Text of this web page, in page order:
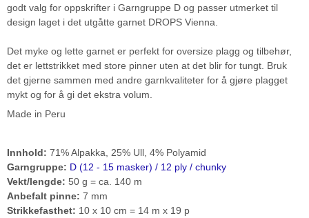
godt valg for oppskrifter i Garngruppe D og passer utmerket til
design laget i det utgåtte garnet DROPS Vienna.
Det myke og lette garnet er perfekt for oversize plagg og tilbehør,
det er lettstrikket med store pinner uten at det blir for tungt. Bruk
det gjerne sammen med andre garnkvaliteter for å gjøre plagget
mykt og for å gi det ekstra volum.
Made in Peru
Innhold: 71% Alpakka, 25% Ull, 4% Polyamid
Garngruppe: D (12 - 15 masker) / 12 ply / chunky
Vekt/lengde: 50 g = ca. 140 m
Anbefalt pinne: 7 mm
Strikkefasthet: 10 x 10 cm = 14 m x 19 p